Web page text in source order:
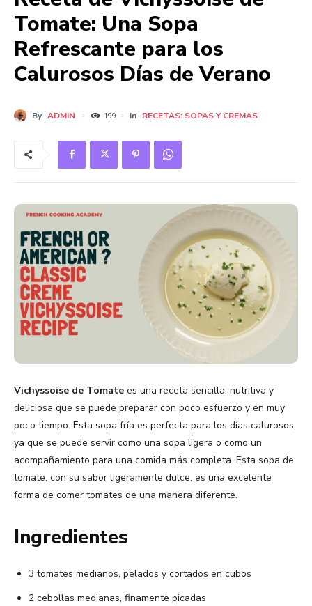
Tomate: Una Sopa
Refrescante para los
Calurosos Días de Verano
By ADMIN 199 In RECETAS: SOPAS Y CREMAS
Vichyssoise de Tomate es una receta sencilla, nutritiva y
deliciosa que se puede preparar con poco esfuerzo y en muy
poco tiempo. Esta sopa fría es perfecta para los días calurosos,
ya que se puede servir como una sopa ligera o como un
acompañamiento para una comida más completa. Esta sopa de
tomate, con su sabor ligeramente dulce, es una excelente
forma de comer tomates de una manera diferente.
Ingredientes
3 tomates medianos, pelados y cortados en cubos
2 cebollas medianas, finamente picadas